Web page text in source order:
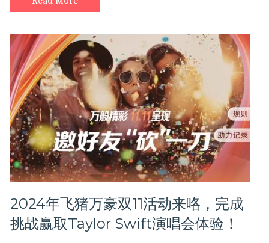
家
员
日
预
订
入
住
至
高
加
赠
10000
积
还
有
会
2024年飞猪万豪双11活动来咯，完成
挑战赢取Taylor Swift演唱会体验！